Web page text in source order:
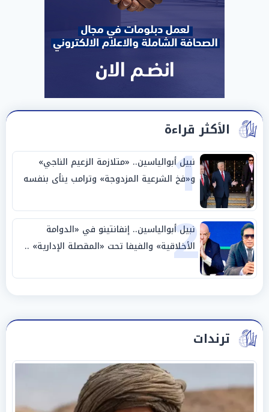
الأكثر قراءة
1
نبيل أبوالياسين.. «متلازمة الزعيم الناجي»
و«فخ الشرعية المزدوجة» وترامب ينأى بنفسه
وحليفه في «ميتم استراتيجي»
2
نبيل أبوالياسين.. إنفانتينو في «الدوامة
الأخلاقية» والفيفا تحت «المقصلة الإدارية» ..
«عبادة العرش وجنازة المصداقية»
ترندات